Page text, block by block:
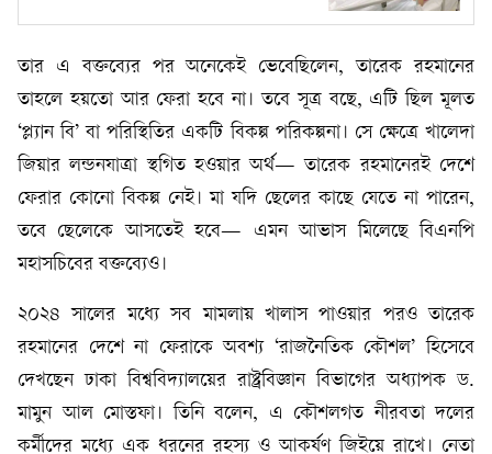
তার এ বক্তব্যের পর অনেকেই ভেবেছিলেন, তারেক রহমানের
তাহলে হয়তো আর ফেরা হবে না। তবে সূত্র বছে, এটি ছিল মূলত
‘প্ল্যান বি’ বা পরিস্থিতির একটি বিকল্প পরিকল্পনা। সে ক্ষেত্রে খালেদা
জিয়ার লন্ডনযাত্রা স্থগিত হওয়ার অর্থ— তারেক রহমানেরই দেশে
ফেরার কোনো বিকল্প নেই। মা যদি ছেলের কাছে যেতে না পারেন,
তবে ছেলেকে আসতেই হবে— এমন আভাস মিলেছে বিএনপি
মহাসচিবের বক্তব্যেও।
২০২৪ সালের মধ্যে সব মামলায় খালাস পাওয়ার পরও তারেক
রহমানের দেশে না ফেরাকে অবশ্য ‘রাজনৈতিক কৌশল’ হিসেবে
দেখছেন ঢাকা বিশ্ববিদ্যালয়ের রাষ্ট্রবিজ্ঞান বিভাগের অধ্যাপক ড.
মামুন আল মোস্তফা। তিনি বলেন, এ কৌশলগত নীরবতা দলের
কর্মীদের মধ্যে এক ধরনের রহস্য ও আকর্ষণ জিইয়ে রাখে। নেতা